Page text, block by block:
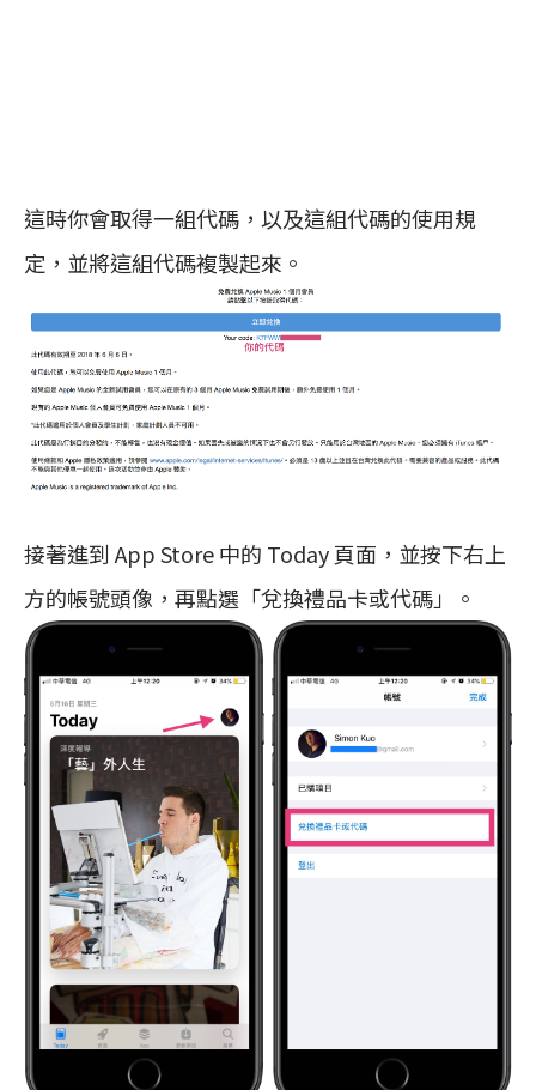
這時你會取得一組代碼，以及這組代碼的使用規
定，並將這組代碼複製起來。
接著進到 App Store 中的 Today 頁面，並按下右上
方的帳號頭像，再點選「兌換禮品卡或代碼」。